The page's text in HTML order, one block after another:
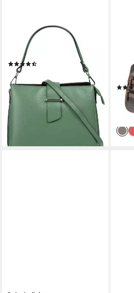
Henkeltasche, echt Leder,
Made in Italy
59,90 €
lieferbar - in 6-8 Werktagen bei dir
-17%